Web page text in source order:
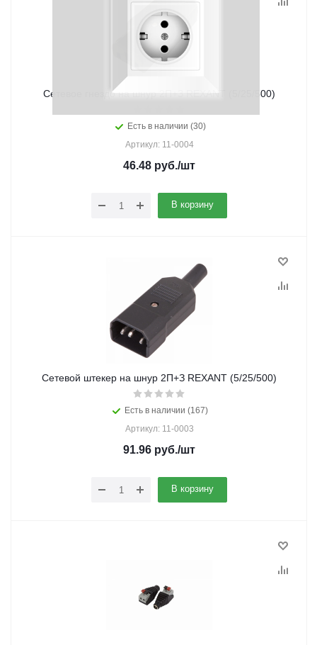
Cетевое гнездо на шнур 2П+З REXANT (5/25/500)
Есть в наличии (30)
Артикул: 11-0004
46.48 руб./шт
В корзину
Cетевой штекер на шнур 2П+З REXANT (5/25/500)
Есть в наличии (167)
Артикул: 11-0003
91.96 руб./шт
В корзину